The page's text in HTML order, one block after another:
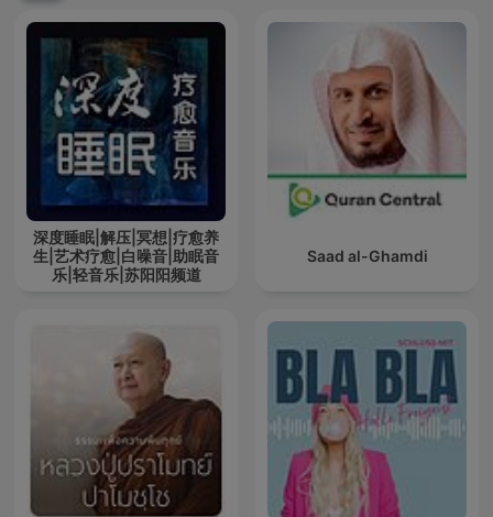
深度睡眠|解压|冥想|疗愈养
生|艺术疗愈|白噪音|助眠音
乐|轻音乐|苏阳阳频道
Saad al-Ghamdi